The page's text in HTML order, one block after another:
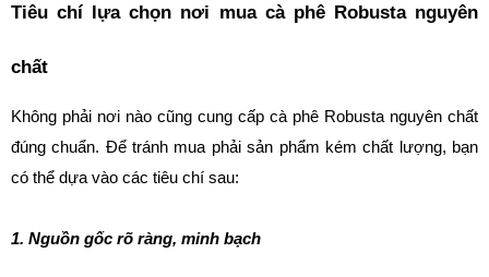
Tiêu chí lựa chọn nơi mua cà phê Robusta nguyên
chất
Không phải nơi nào cũng cung cấp cà phê Robusta nguyên chất
đúng chuẩn. Để tránh mua phải sản phẩm kém chất lượng, bạn
có thể dựa vào các tiêu chí sau:
1. Nguồn gốc rõ ràng, minh bạch